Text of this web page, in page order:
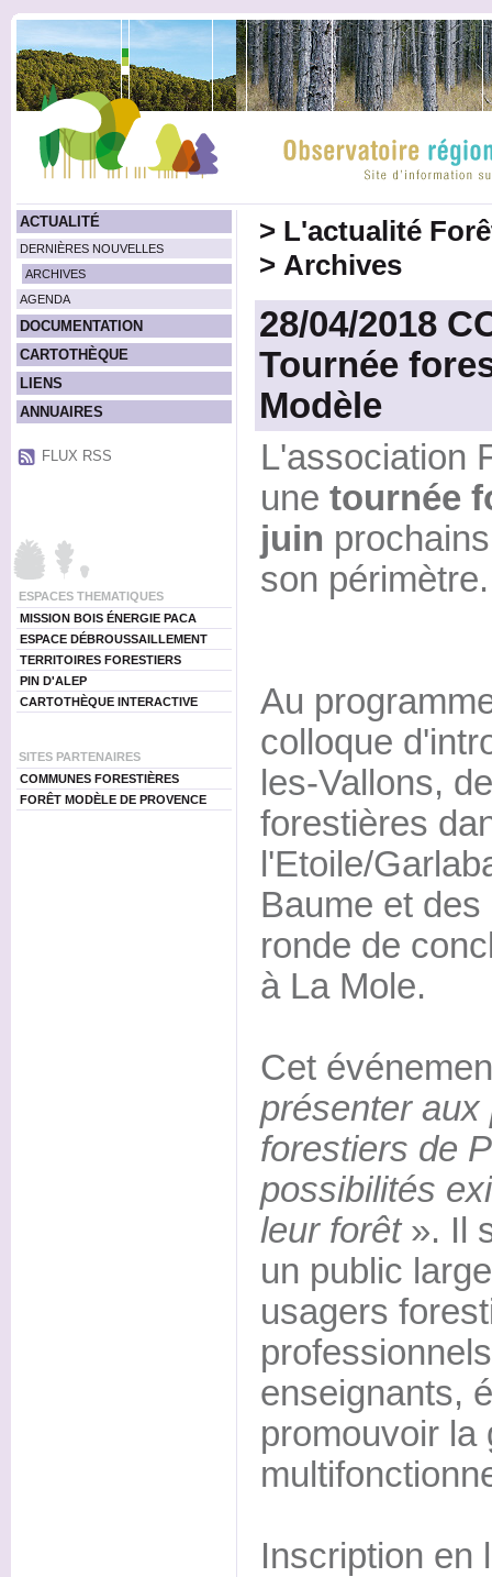
ACTUALITÉ
DERNIÈRES NOUVELLES
ARCHIVES
AGENDA
DOCUMENTATION
CARTOTHÈQUE
LIENS
ANNUAIRES
FLUX RSS
ESPACES THEMATIQUES
MISSION BOIS ÉNERGIE PACA
ESPACE DÉBROUSSAILLEMENT
TERRITOIRES FORESTIERS
PIN D'ALEP
CARTOTHÈQUE INTERACTIVE
SITES PARTENAIRES
COMMUNES FORESTIÈRES
FORÊT MODÈLE DE PROVENCE
> L'actualité
> Archives
28/04/2018
Tournée
Modèle
L'association
une tournée
juin
son périmètre.
Au
colloque
les-Vallons,
forestières
l'Etoile/
Baume et
ronde de
à La Mole.
Cet
présenter aux
forestiers de
possibilités
leur forêt». Il
un public
usagers
enseignants,
promouvoir la
Inscription en